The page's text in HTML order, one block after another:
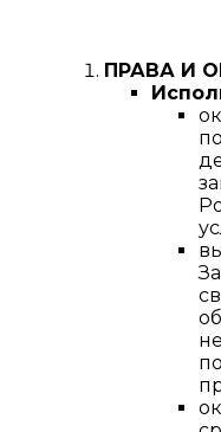
ПРАВА И